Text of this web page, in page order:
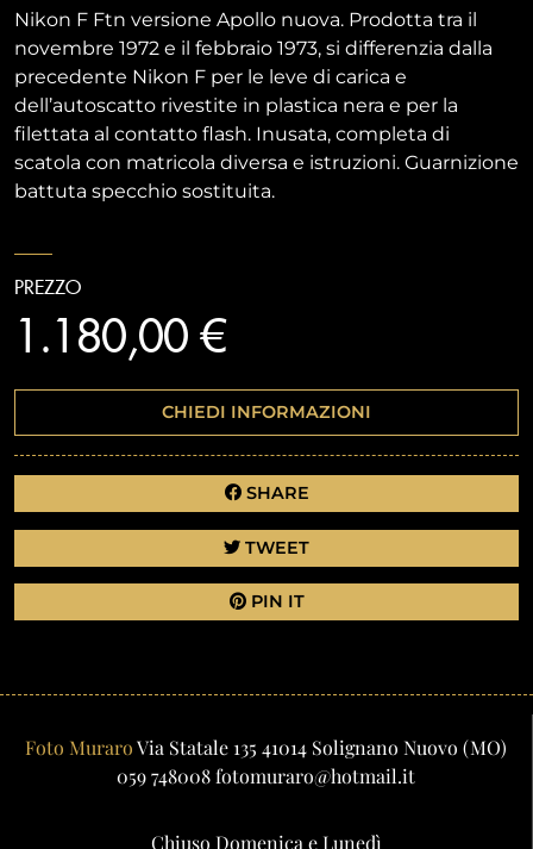
Nikon F Ftn versione Apollo nuova. Prodotta tra il
novembre 1972 e il febbraio 1973, si differenzia dalla
precedente Nikon F per le leve di carica e
dell’autoscatto rivestite in plastica nera e per la
filettata al contatto flash. Inusata, completa di
scatola con matricola diversa e istruzioni. Guarnizione
battuta specchio sostituita.
PREZZO
1.180,00 €
CHIEDI INFORMAZIONI
SHARE
TWEET
PIN IT
Foto MuraroVia Statale 135 41014 Solignano Nuovo (MO)
059 748008fotomuraro@hotmail.it
Chiuso Domenica e Lunedì